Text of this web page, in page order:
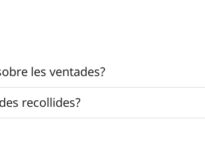
les ventades?
recollides?